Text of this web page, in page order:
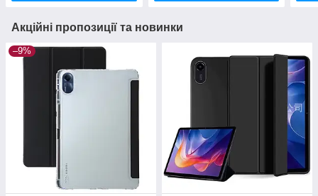
Акційні пропозиції та новинки
–9%